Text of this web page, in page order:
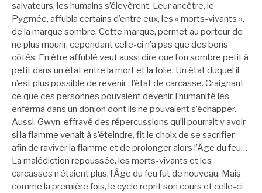
salvateurs, les humains s’élevèrent. Leur ancêtre, le
Pygmée, affubla certains d’entre eux, les « morts-vivants »,
de la marque sombre. Cette marque, permet au porteur de
ne plus mourir, cependant celle-ci n’a pas que des bons
côtés. En être affublé veut aussi dire que l’on sombre petit à
petit dans un état entre la mort et la folie. Un état duquel il
n’est plus possible de revenir : l’état de carcasse. Craignant
ce que ces personnes pouvaient devenir, l’humanité les
enferma dans un donjon dont ils ne pouvaient s’échapper.
Aussi, Gwyn, effrayé des répercussions qu’il pourrait y avoir
si la flamme venait à s’éteindre, fit le choix de se sacrifier
afin de raviver la flamme et de prolonger alors l’Âge du feu…
La malédiction repoussée, les morts-vivants et les
carcasses n’étaient plus, l’Âge du feu fut de nouveau. Mais
comme la première fois, le cycle reprit son cours et celle-ci